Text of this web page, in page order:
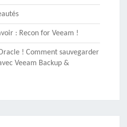
: Recon for Veeam !
! Comment sauvegarder
Veeam Backup &